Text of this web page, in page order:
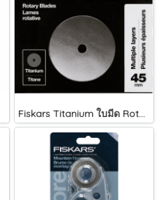
Fiskars Titanium ใบมีด Rotary Cutter 45 mm